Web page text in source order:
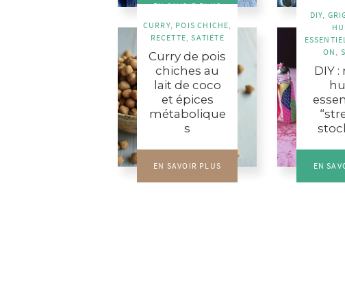
EN SAVOIR PLUS
CURRY, POIS CHICHE,
RECETTE,SATIÉTÉ
Curry de pois
chiches au
lait de coco
et épices
métabolique
s
EN SAVOIR PLUS
DIY,
ON ,
DIY :
EN